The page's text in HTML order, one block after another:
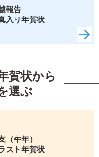
報告
入り年賀状
賀状から
選ぶ
（午年）
スト年賀状